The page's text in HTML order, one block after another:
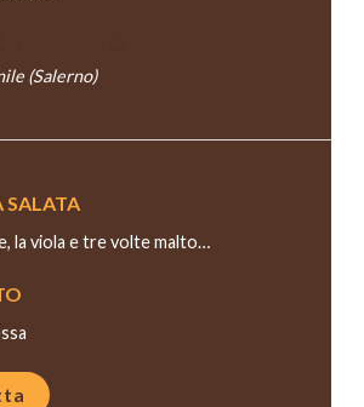
(Salerno)
SALATA
la viola e tre volte malto…